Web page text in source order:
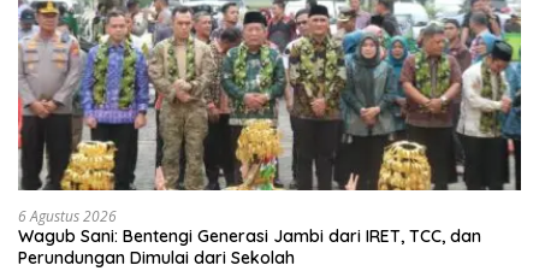
6 Agustus 2026
Wagub Sani: Bentengi Generasi Jambi dari IRET, TCC, dan
Perundungan Dimulai dari Sekolah